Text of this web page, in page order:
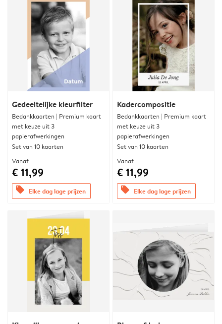
Gedeeltelijke kleurfilter
Bedankkaarten | Premium kaart
met keuze uit 3
papierafwerkingen
Set van 10 kaarten
Vanaf
€ 11,99
offers Elke dag lage prijzen
Kadercompositie
Bedankkaarten | Premium kaart
met keuze uit 3
papierafwerkingen
Set van 10 kaarten
Vanaf
€ 11,99
offers Elke dag lage prijzen